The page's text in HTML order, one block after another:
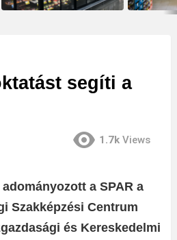
segíti a
1.7k Views
a SPAR a
Szakképzési Centrum
és Kereskedelmi